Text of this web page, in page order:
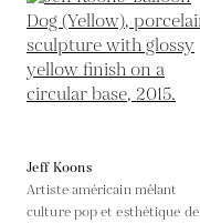
Jeff Koons
Artiste américain mêlant
culture pop et esthétique de